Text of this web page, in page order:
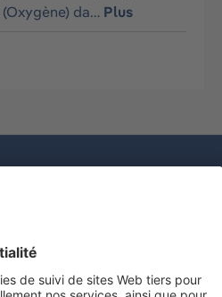
(Oxygène) da… Plus
Dräger